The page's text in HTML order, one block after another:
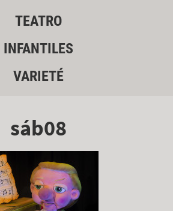
TEATRO
INFANTILES
VARIETÉ
sáb08